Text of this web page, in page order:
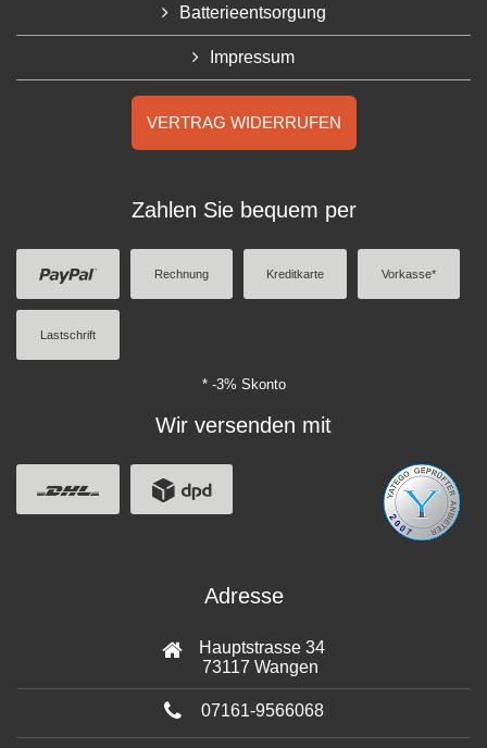
Batterieentsorgung
Impressum
VERTRAG WIDERRUFEN
Zahlen Sie bequem per
Rechnung Kreditkarte Vorkasse*
Lastschrift
* -3% Skonto
Wir versenden mit
Adresse
Hauptstrasse 34
73117 Wangen
07161-9566068